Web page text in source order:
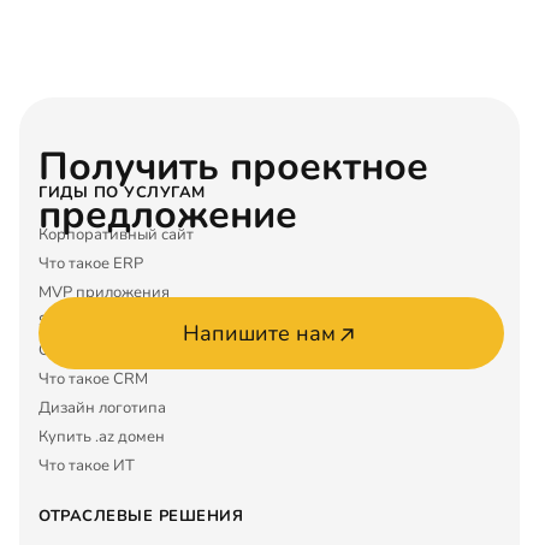
ГИДЫ ПО УСЛУГАМ
Корпоративный сайт
Что такое ERP
MVP приложения
SEO услуги
Google Maps
Что такое CRM
Дизайн логотипа
Купить .az домен
Что такое ИТ
ОТРАСЛЕВЫЕ РЕШЕНИЯ
Получить проектное
предложение
Напишите нам